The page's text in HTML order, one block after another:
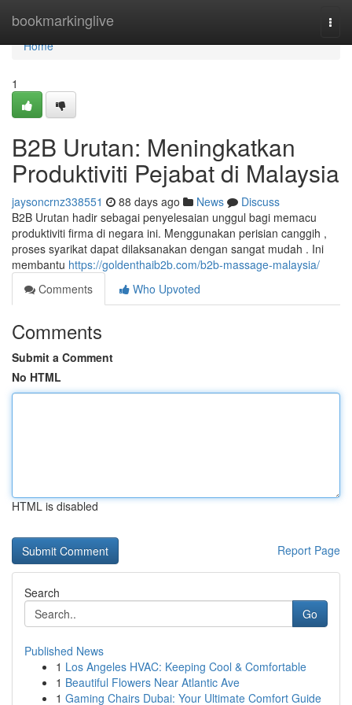
bookmarkinglive
Home
Home
1
B2B Urutan: Meningkatkan
Produktiviti Pejabat di Malaysia
jaysoncrnz338551 88 days ago News
Discuss
B2B Urutan hadir sebagai penyelesaian unggul bagi memacu
produktiviti firma di negara ini. Menggunakan perisian canggih ,
proses syarikat dapat dilaksanakan dengan sangat mudah . Ini
membantu https://goldenthaib2b.com/b2b-massage-malaysia/
Comments
Who Upvoted
Comments
Submit a Comment
No HTML
HTML is disabled
Report Page
Search
Go
Published News
1 Los Angeles HVAC: Keeping Cool & Comfortable
1 Beautiful Flowers Near Atlantic Ave
1 Gaming Chairs Dubai: Your Ultimate Comfort Guide